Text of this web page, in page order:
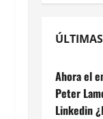
Ahora el
Peter
Linkedin